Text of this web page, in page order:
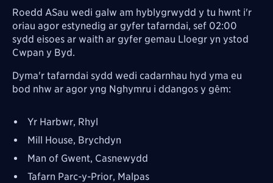
Roedd ASau wedi galw am hyblygrwydd y tu hwnt i'r
oriau agor estynedig ar gyfer tafarndai, sef 02:00
sydd eisoes ar waith ar gyfer gemau Lloegr yn ystod
Cwpan y Byd.
Dyma'r tafarndai sydd wedi cadarnhau hyd yma eu
bod nhw ar agor yng Nghymru i ddangos y gêm:
Yr Harbwr, Rhyl
Mill House, Brychdyn
Man of Gwent, Casnewydd
Tafarn Parc-y-Prior, Malpas